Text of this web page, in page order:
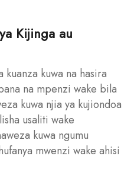
Kijinga au
kuwa na hasira
na mpenzi wake bila
kuwa njia ya kujiondoa
usaliti wake
kuwa ngumu
mwenzi wake ahisi